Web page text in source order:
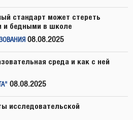
стандарт может стереть
и бедными в школе
08.08.2025
среда и как с ней
08.08.2025
исследовательской